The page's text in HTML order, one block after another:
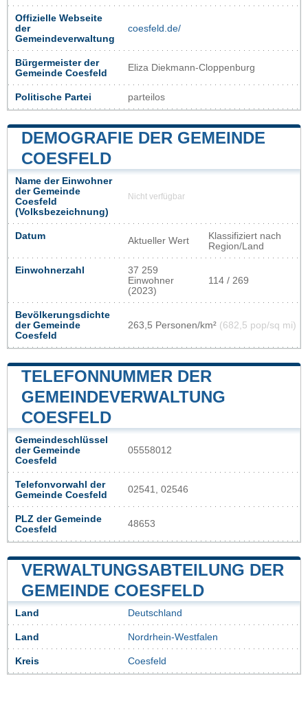
Offizielle Webseite
der
Gemeindeverwaltung
coesfeld.de/
Bürgermeister der
Gemeinde Coesfeld
Eliza Diekmann-Cloppenburg
Politische Partei parteilos
DEMOGRAFIE DER GEMEINDE
COESFELD
Name der Einwohner
der Gemeinde
Coesfeld
(Volksbezeichnung)
Nicht verfügbar
Datum Aktueller Wert
Klassifiziert nach
Region/Land
Einwohnerzahl
37 259
Einwohner
(2023)
114 / 269
Bevölkerungsdichte
der Gemeinde
Coesfeld
263,5 Personen/km² (682,5 pop/sq mi)
TELEFONNUMMER DER
GEMEINDEVERWALTUNG
COESFELD
Gemeindeschlüssel
der Gemeinde
Coesfeld
05558012
Telefonvorwahl der
Gemeinde Coesfeld
02541, 02546
PLZ der Gemeinde
Coesfeld
48653
VERWALTUNGSABTEILUNG DER
GEMEINDE COESFELD
Land Deutschland
Land Nordrhein-Westfalen
Kreis Coesfeld